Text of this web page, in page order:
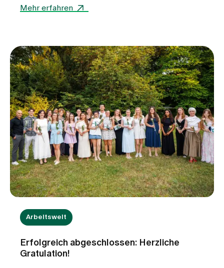
der Tür. Ob Erholung am Meer, eine Städtereise
Reisedokumenten und Gepäck sollte auch die
Reiseapotheke nicht vergessen werden. Mit den
richtigen Medikamenten und Hilfsmitteln lassen
sich kleinere Beschwerden oft rasch behandeln.
Wir beantworten fünf häufige Fragen rund um die
Reiseapotheke und zeigen, worauf Sie bei der
Vorbereitung achten sollten.
Mehr erfahren
Arbeitswelt
Erfolgreich abgeschlossen: Herzliche
Gratulation!